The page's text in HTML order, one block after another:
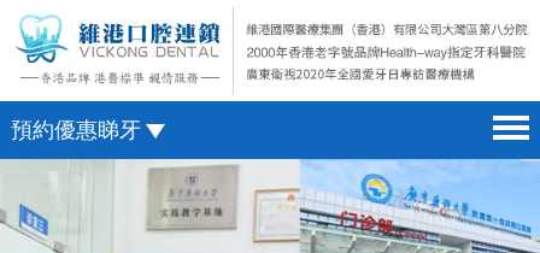
預約優惠睇牙
首頁 home page
醫院簡介 hospital introduction
微信預約